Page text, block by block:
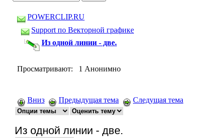
POWERCLIP.RU
Support по Векторной графике
Из одной линии - две.
Просматривают: 1 Анонимно
Вниз Предыдущая тема Следущая тема
Из одной линии - две.